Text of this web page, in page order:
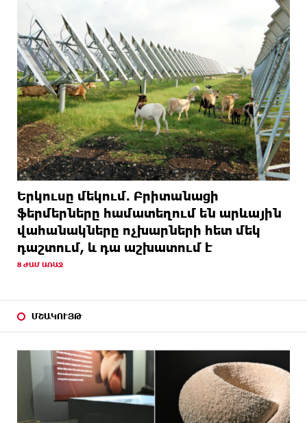
Երկուսը մեկում. Բրիտանացի
ֆերմերները համատեղում են արևային
վահանակները ոչխարների հետ մեկ
դաշտում, և դա աշխատում է
8 ԺԱՄ ԱՌԱՋ
ՄՇԱԿՈՒՅԹ